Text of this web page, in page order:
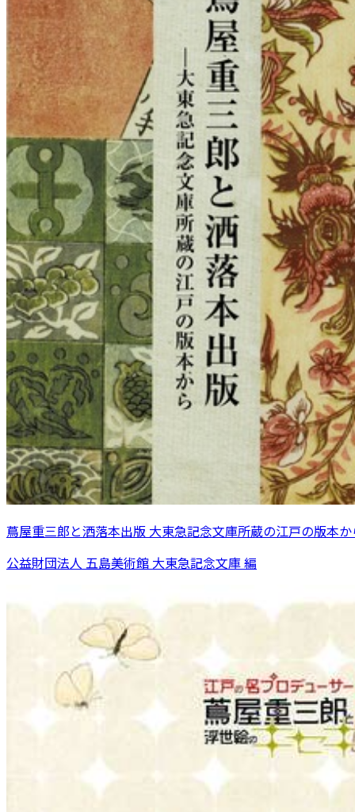
蔦屋重三郎と洒落本出版 大東急記念文庫所蔵の江戸の版本
公益財団法人 五島美術館 大東急記念文庫 編